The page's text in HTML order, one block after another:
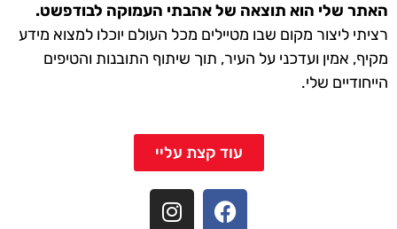
האתר שלי הוא תוצאה של אהבתי העמוקה לבודפשט.
רציתי ליצור מקום שבו מטיילים מכל העולם יוכלו למצוא מידע
מקיף, אמין ועדכני על העיר, תוך שיתוף התובנות והטיפים
הייחודיים שלי.
עוד קצת עליי